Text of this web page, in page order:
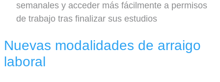
semanales y acceder más fácilmente a permisos
de trabajo tras finalizar sus estudios
Nuevas modalidades de arraigo
laboral